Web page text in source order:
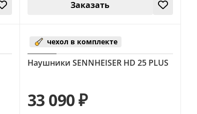
Заказать
Наушники SENNHEISER HD 25 PLUS
чехол в комплекте
33 090 ₽